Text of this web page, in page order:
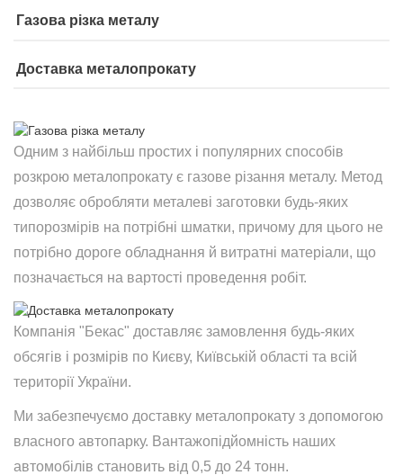
Газова різка металу
Доставка металопрокату
Одним з найбільш простих і популярних способів
розкрою металопрокату є газове різання металу. Метод
дозволяє обробляти металеві заготовки будь-яких
типорозмірів на потрібні шматки, причому для цього не
потрібно дороге обладнання й витратні матеріали, що
позначається на вартості проведення робіт.
Компанія "Бекас" доставляє замовлення будь-яких
обсягів і розмірів по Києву, Київській області та всій
території України.
Ми забезпечуємо доставку металопрокату з допомогою
власного автопарку. Вантажопідйомність наших
автомобілів становить від 0,5 до 24 тонн.